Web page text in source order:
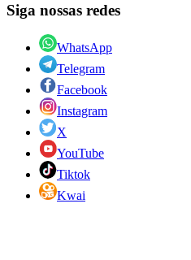
Siga nossas redes
WhatsApp
Telegram
Facebook
Instagram
X
YouTube
Tiktok
Kwai